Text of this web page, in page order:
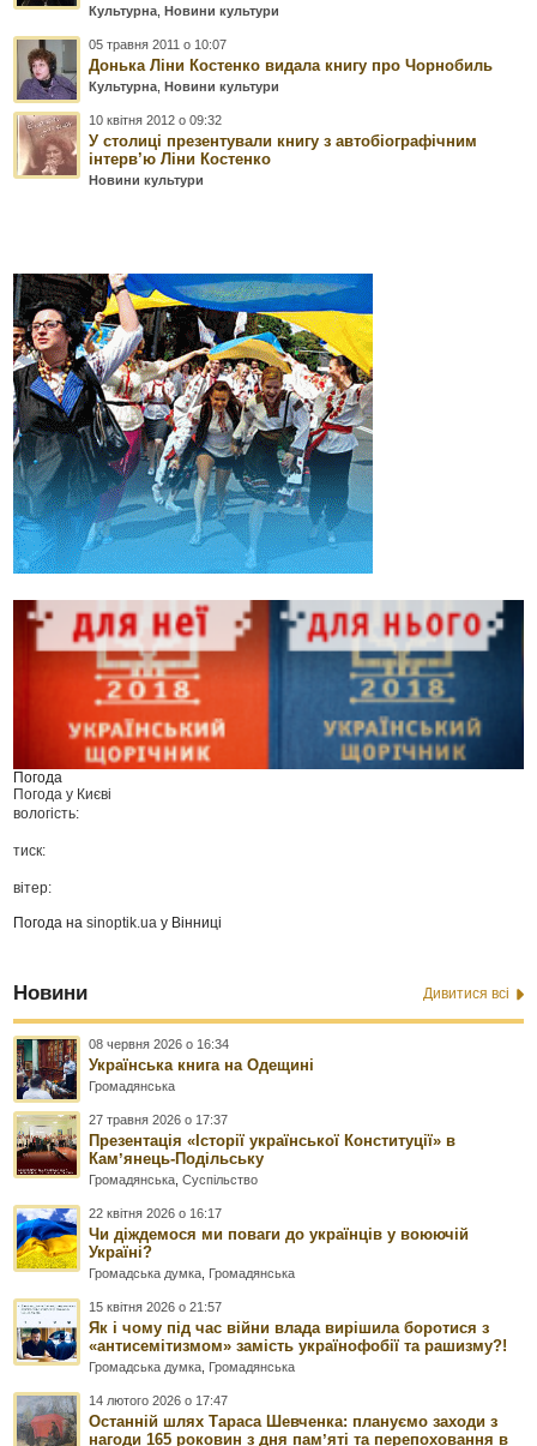
Культурна ,Новини культури
05 травня 2011 о 10:07
Донька Ліни Костенко видала книгу про Чорнобиль
Культурна ,Новини культури
10 квітня 2012 о 09:32
У столиці презентували книгу з автобіографічним
інтерв’ю Ліни Костенко
Новини культури
Погода
Погода у Києві
вологість:
тиск:
вітер:
Погода наsinoptik.ua у Вінниці
Новини Дивитися всі
08 червня 2026 о 16:34
Українська книга на Одещині
Громадянська
27 травня 2026 о 17:37
Презентація «Історії української Конституції» в
Камʼянець-Подільську
Громадянська ,Суспільство
22 квітня 2026 о 16:17
Чи діждемося ми поваги до українців у воюючій
Україні?
Громадська думка Громадянська
15 квітня 2026 о 21:57
Як і чому під час війни влада вирішила боротися з
«антисемітизмом» замість українофобії та рашизму?!
Громадська думка Громадянська
14 лютого 2026 о 17:47
Останній шлях Тараса Шевченка: плануємо заходи з
нагоди 165 роковин з дня памʼяті та перепоховання в